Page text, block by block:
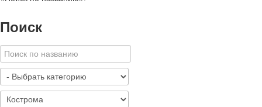
Поиск